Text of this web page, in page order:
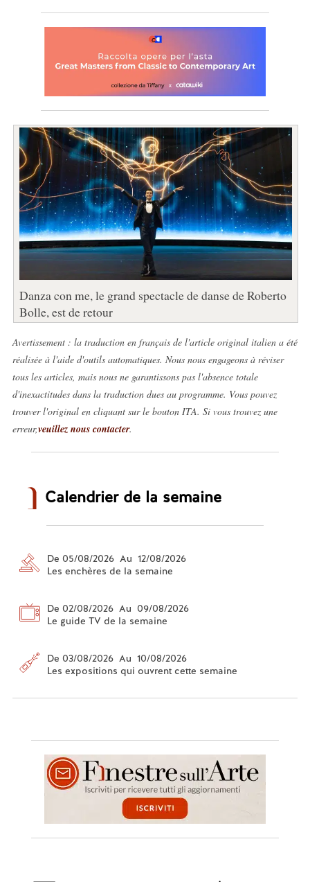
Danza con me, le grand spectacle de danse de Roberto
Bolle, est de retour
Avertissement : la traduction en français de l'article original italien a été
réalisée à l'aide d'outils automatiques. Nous nous engageons à réviser
tous les articles, mais nous ne garantissons pas l'absence totale
d'inexactitudes dans la traduction dues au programme. Vous pouvez
trouver l'original en cliquant sur le bouton ITA. Si vous trouvez une
erreur,veuillez nous contacter.
Calendrier de la semaine
De 05/08/2026 Au 12/08/2026
Les enchères de la semaine
De 02/08/2026 Au 09/08/2026
Le guide TV de la semaine
De 03/08/2026 Au 10/08/2026
Les expositions qui ouvrent cette semaine